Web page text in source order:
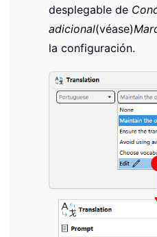
desplegable de
adicional(véase)
la configuración.